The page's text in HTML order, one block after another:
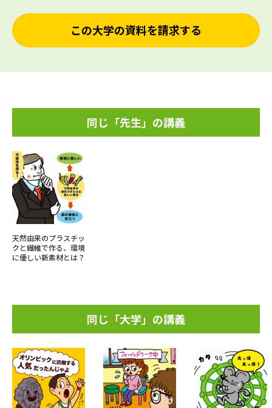
この大学の資料を請求する
同じ「先生」の講義
天然由来のプラスチッ
クと繊維で作る、環境
に優しい新素材とは？
同じ「大学」の講義